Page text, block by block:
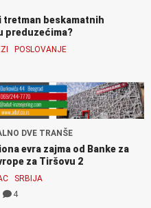
tretman beskamatnih
preduzećima?
POSLOVANJE
DVE TRANŠE
evra zajma od Banke za
za Tiršovu 2
SRBIJA
4